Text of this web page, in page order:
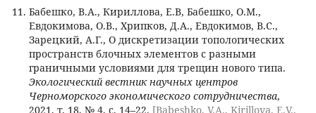
Бабешко, В.А., Кириллова, Е.В, Бабешко, О.М.,
Евдокимова, О.В., Хрипков, Д.А., Евдокимов, В.С.,
Зарецкий, А.Г., О дискретизации топологических
пространств блочных элементов с разными
граничными условиями для трещин нового типа.
Экологический вестник научных центров
Черноморского экономического сотрудничества,
2021, т. 18, № 4, с. 14–22. [Babeshko, V.A., Kirillova, E.V.,